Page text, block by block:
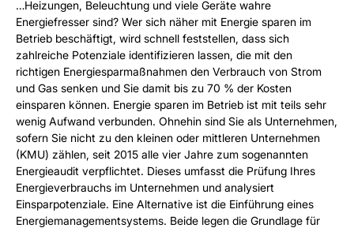
…Heizungen, Beleuchtung und viele Geräte wahre
Energiefresser sind? Wer sich näher mit Energie sparen im
Betrieb beschäftigt, wird schnell feststellen, dass sich
zahlreiche Potenziale identifizieren lassen, die mit den
richtigen Energiesparmaßnahmen den Verbrauch von Strom
und Gas senken und Sie damit bis zu 70 % der Kosten
einsparen können. Energie sparen im Betrieb ist mit teils sehr
wenig Aufwand verbunden. Ohnehin sind Sie als Unternehmen,
sofern Sie nicht zu den kleinen oder mittleren Unternehmen
(KMU) zählen, seit 2015 alle vier Jahre zum sogenannten
Energieaudit verpflichtet. Dieses umfasst die Prüfung Ihres
Energieverbrauchs im Unternehmen und analysiert
Einsparpotenziale. Eine Alternative ist die Einführung eines
Energiemanagementsystems. Beide legen die Grundlage für